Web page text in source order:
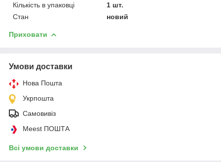
Кількість в упаковці
1 шт.
Стан
новий
Приховати
Умови доставки
Нова Пошта
Укрпошта
Самовивіз
Meest ПОШТА
Всі умови доставки